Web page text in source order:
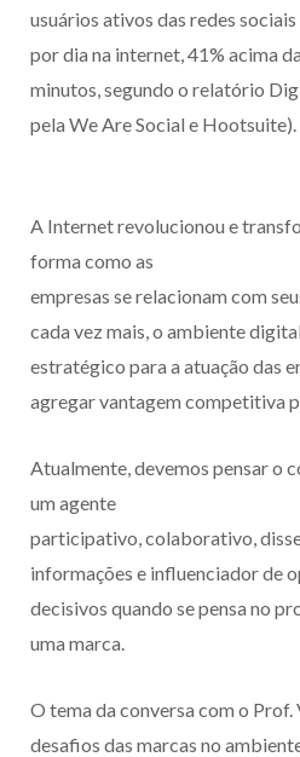
usuários ativos das redes
por dia na internet, 41% acima
minutos, segundo o relatório
pela We Are Social e Hootsuite).
A Internet revolucionou e
forma como as
empresas se relacionam com
cada vez mais, o ambiente
estratégico para a atuação das
agregar vantagem competitiva
Atualmente, devemos pensar o
um agente
participativo, colaborativo,
informações e influenciador de
decisivos quando se pensa no
uma marca.
O tema da conversa com o
desafios das marcas no